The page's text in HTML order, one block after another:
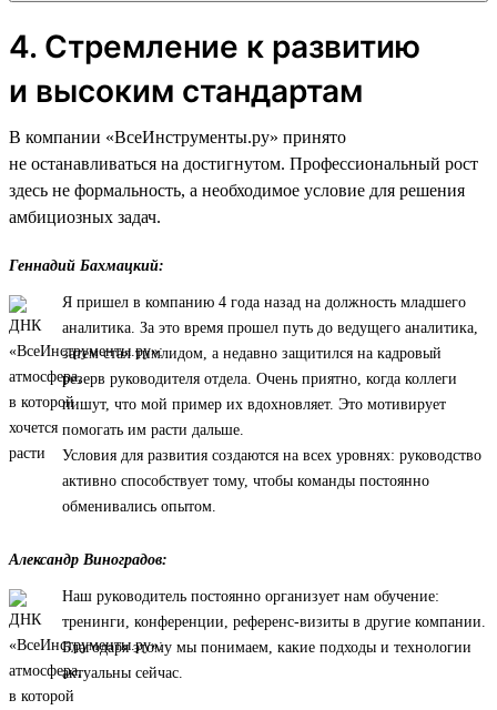
4. Стремление к развитию
и высоким стандартам
В компании «ВсеИнструменты.ру» принято
не останавливаться на достигнутом. Профессиональный рост
здесь не формальность, а необходимое условие для решения
амбициозных задач.
Геннадий Бахмацкий:
Я пришел в компанию 4 года назад на должность младшего
аналитика. За это время прошел путь до ведущего аналитика,
затем стал тимлидом, а недавно защитился на кадровый
резерв руководителя отдела. Очень приятно, когда коллеги
пишут, что мой пример их вдохновляет. Это мотивирует
помогать им расти дальше.
Условия для развития создаются на всех уровнях: руководство
активно способствует тому, чтобы команды постоянно
обменивались опытом.
Александр Виноградов:
Наш руководитель постоянно организует нам обучение:
тренинги, конференции, референс-визиты в другие компании.
Благодаря этому мы понимаем, какие подходы и технологии
актуальны сейчас.